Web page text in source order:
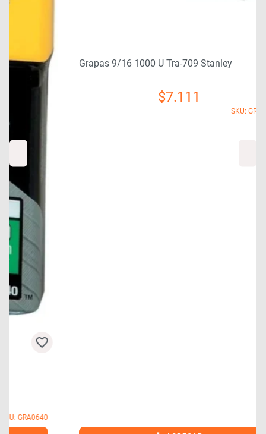
Grapas 9/16 1000 U Tra-709 Stanley
SKU: GRA0670